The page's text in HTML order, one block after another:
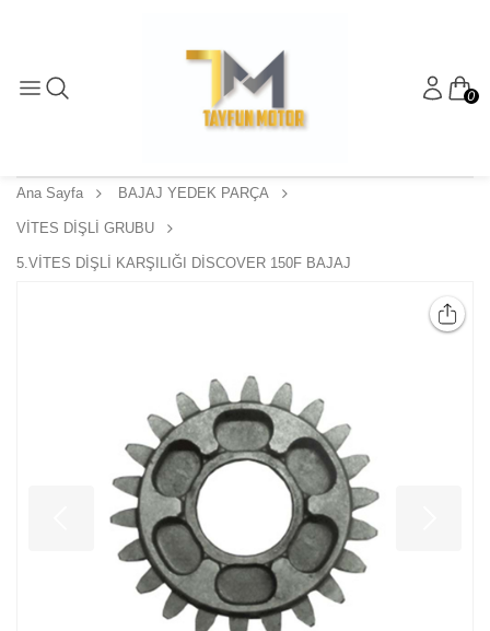
0
Ana Sayfa BAJAJ YEDEK PARÇA
VİTES DİŞLİ GRUBU
5.VİTES DİŞLİ KARŞILIĞI DİSCOVER 150F BAJAJ